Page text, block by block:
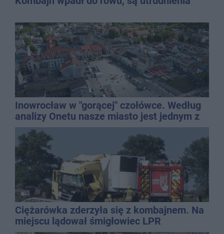
Inowrocław w "gorącej" czołówce. Według
analizy Onetu nasze miasto jest jednym z
najbardziej narażonych na upały
Ciężarówka zderzyła się z kombajnem. Na
miejscu lądował śmigłowiec LPR